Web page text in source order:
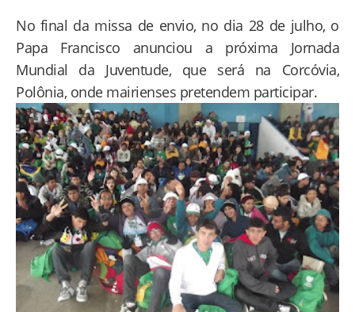
No final da missa de envio, no dia 28 de julho, o
Papa Francisco anunciou a próxima Jornada
Mundial da Juventude, que será na Corcóvia,
Polônia, onde mairienses pretendem participar.